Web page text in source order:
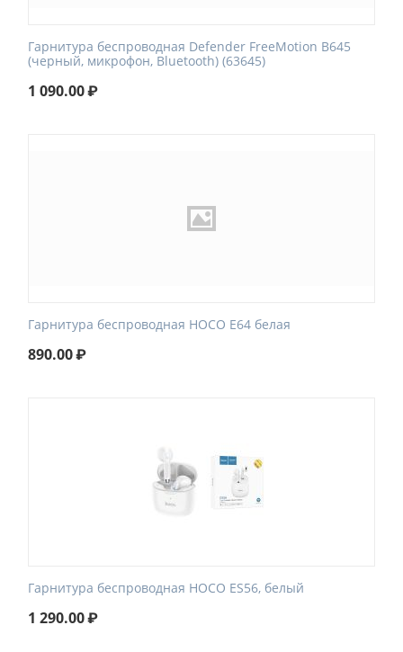
Гарнитура беспроводная Defender FreeMotion B645
(черный, микрофон, Bluetooth) (63645)
1 090.00₽
Гарнитура беспроводная HOCO E64 белая
890.00₽
Гарнитура беспроводная HOCO ES56, белый
1 290.00₽